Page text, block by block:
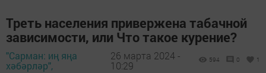
Треть населения привержена табачной
зависимости, или Что такое курение?
"Сарман: иң яңа
хәбәрләр",
26 марта 2024 -
10:29
594 0 1